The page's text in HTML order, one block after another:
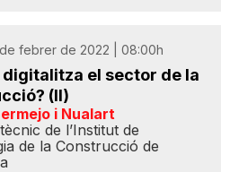
febrer de 2022 | 08:00h
digitalitza el sector de la
(II)
i Nualart
de l’Institut de
de la Construcció de